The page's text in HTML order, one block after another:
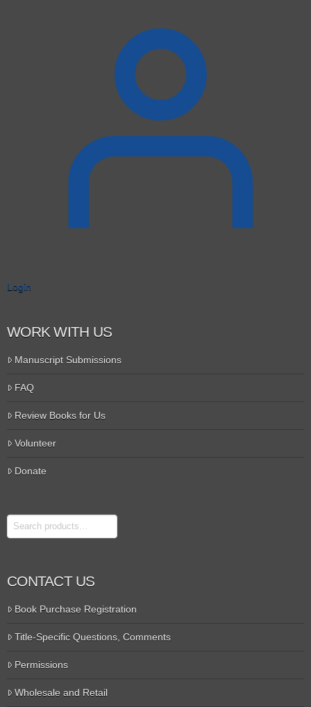
Login
WORK WITH US
Manuscript Submissions
FAQ
Review Books for Us
Volunteer
Donate
Search
CONTACT US
Book Purchase Registration
Title-Specific Questions, Comments
Permissions
Wholesale and Retail